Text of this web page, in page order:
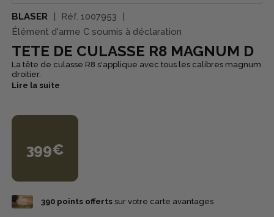
BLASER Réf. 1007953
Élément d'arme C soumis à déclaration
TETE DE CULASSE R8 MAGNUM D
La tête de culasse R8 s'applique avec tous les calibres magnum
droitier.
Lire la suite
399€
390points offertssur votre carte avantages